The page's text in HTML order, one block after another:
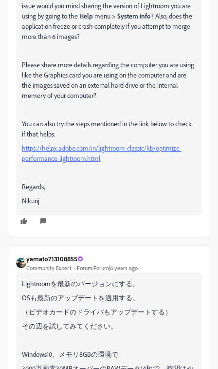
issue would you mind sharing the version of Lightroom you are
using by going to the Help menu > System info? Also, does the
application freeze or crash completely if you attempt to merge
more than 6 images?
Please share more details regarding the computer you are using
like the Graphics card you are using on the computer and are
the images saved on an external hard drive or the internal
memory of your computer?
You can also try the steps mentioned in the link below to check
if that helps.
https://helpx.adobe.com/in/lightroom-classic/kb/optimize-
performance-lightroom.html
Regards,
Nikunj
yamato713108855
Community Expert Forum|Forum|6 years ago
Lightroomを最新のバージョンにする。
OSも最新のアップデートを適用する。
（ビデオカードのドライバもアップデートする）
その辺を試してみてください。
Windows10、メモリ8GBの環境で